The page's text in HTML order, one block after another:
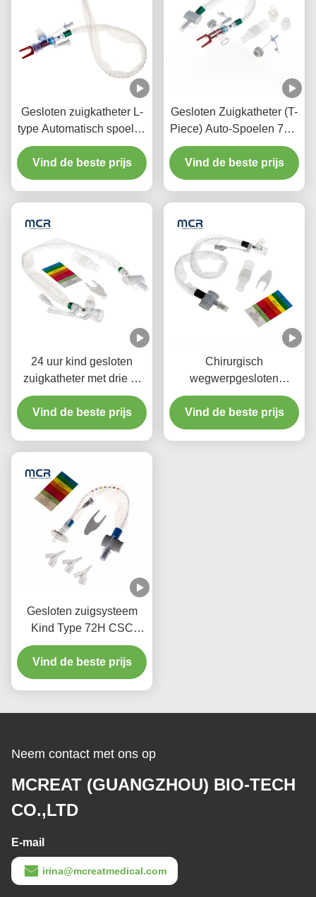
Gesloten zuigkatheter L-
type Automatisch spoelen
10fr 72h Dubbel draaiend
elleboog Voor ziekenhuis
Vind de beste prijs
Gesloten Zuigkatheter (T-
Piece) Auto-Spoelen 72H
Voor Volwassenen
Vind de beste prijs
24 uur kind gesloten
zuigkatheter met drie Y-
stuk connectoren
Vind de beste prijs
Chirurgisch
wegwerpgesloten
zuigstelsel
Neonaten/Pediatrie-
Ellebogen
Vind de beste prijs
Gesloten zuigsysteem
Kind Type 72H CSC
Wegwerp medicijnen
Vind de beste prijs
Neem contact met ons op
MCREAT (GUANGZHOU) BIO-TECH
CO.,LTD
E-mail
irina@mcreatmedical.com